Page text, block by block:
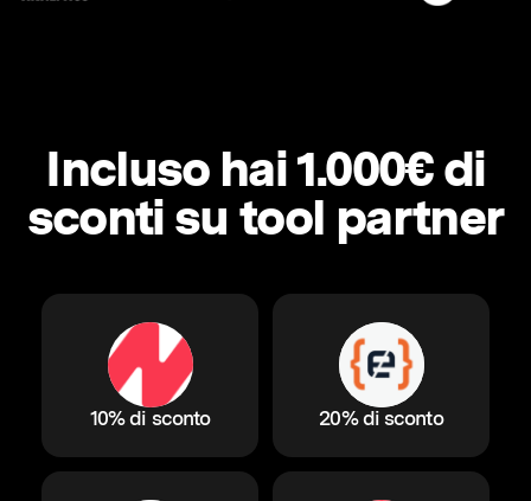
Incluso hai 1.000€ di
sconti su tool partner
10% di sconto 20% di sconto